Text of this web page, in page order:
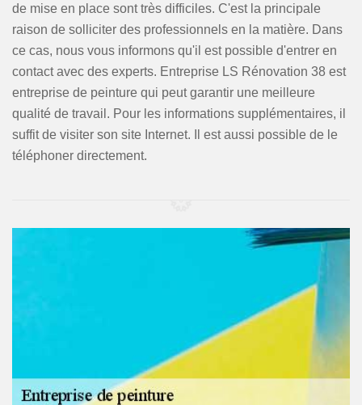
de mise en place sont très difficiles. C'est la principale
raison de solliciter des professionnels en la matière. Dans
ce cas, nous vous informons qu'il est possible d'entrer en
contact avec des experts. Entreprise LS Rénovation 38 est
entreprise de peinture qui peut garantir une meilleure
qualité de travail. Pour les informations supplémentaires, il
suffit de visiter son site Internet. Il est aussi possible de le
téléphoner directement.